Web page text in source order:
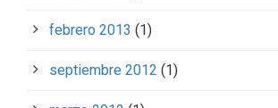
febrero 2013 (1)
septiembre 2012 (1)